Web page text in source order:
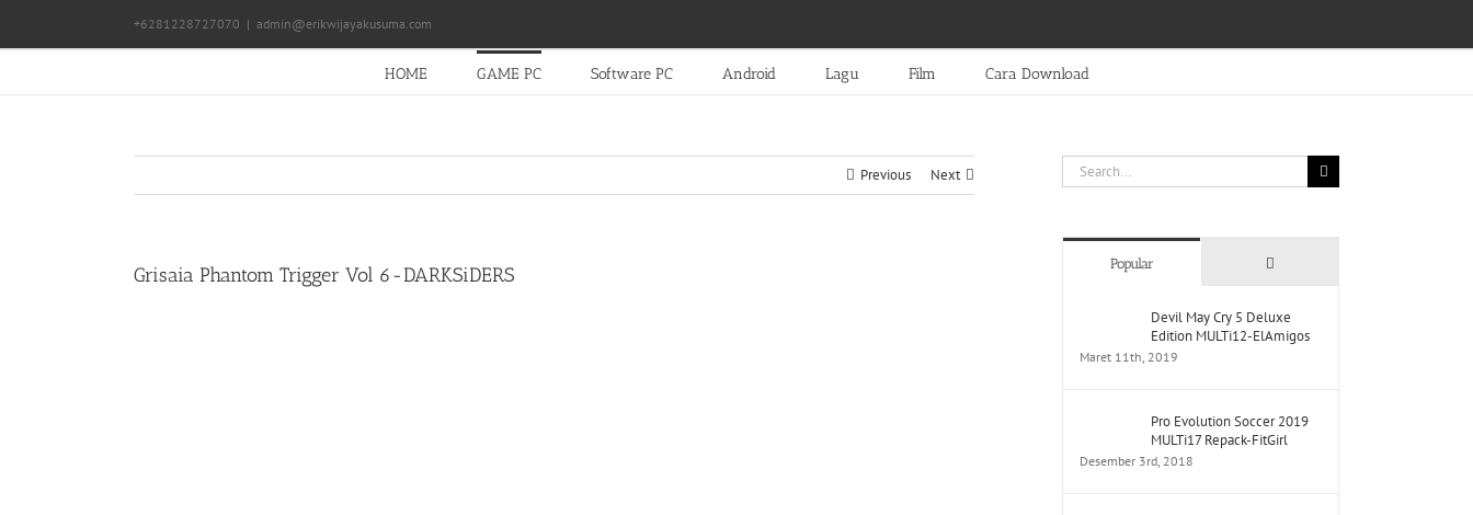
content
+6281228727070 | admin@erikwijayakusuma.com
HOME GAME PC Software PC Android Lagu Film Cara Download
Previous Next
Grisaia Phantom Trigger Vol 6-DARKSiDERS
Search
for:
Popular Comments
Devil May Cry 5 Deluxe
Edition MULTi12-ElAmigos
Maret 11th, 2019
Pro Evolution Soccer 2019
MULTi17 Repack-FitGirl
Desember 3rd, 2018